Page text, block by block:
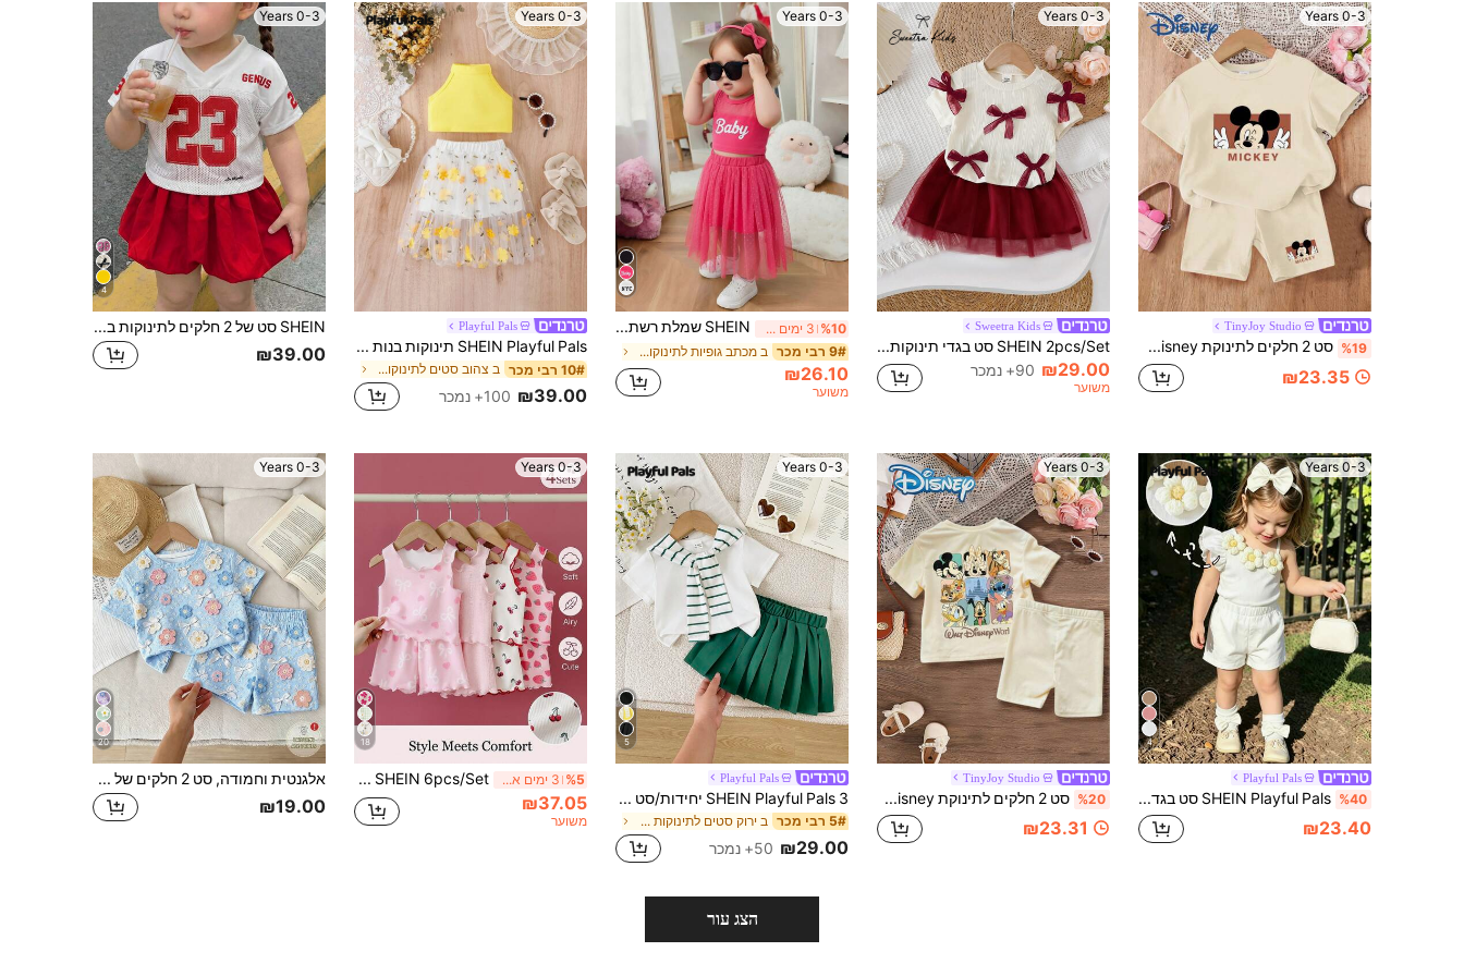
0-3 Years
TinyJoy Studio
%19 סט 2 חלקים לתינוקת Disney קיץ חמוד, טי-שירט עם הדפס פוטו ומכנסיים קצרים, תלבושת יומיומית רב-שימושית לילדים עם הדפס אותיות של מיקי מאוס
₪23.35
0-3 Years
Sweetra Kids
SHEIN 2pcs/Set סט בגדי תינוקות לבנות במישמש, חולצה סרוגה עם שרוול קצר ופפיוני בורדו מרובים, חצאית רשת תואמת, תסריף קיץ חמוד ליום הולדת שני, סט קז'ואל מתוק
₪29.00 90+ נמכר
משוער
0-3 Years
%10 3 ימים אחרונים SHEIN שמלת רשת ללא שרוולים עם הדפס אותיות בסגנון קוריאני לתינוקת, שמלת נסיכה רב-שכבתית מטול בנקודות אדום אבטיח, חצאית טול בסגנון גופייה אופנתית לבנות
9# רבי מכר ב מכתב גופיות לתינוקות בנות
₪26.10
משוער
0-3 Years
Playful Pals
SHEIN Playful Pals תינוקות בנות טופ קולר & רקמת פרחים רשת על הכל חצאיות
10# רבי מכר ב צהוב סטים לתינוקות בנות
₪39.00 100+ נמכר
0-3 Years
4
SHEIN סט של 2 חלקים לתינוקות בנות, חמודה וקז'ואל - אופנת רחוב
₪39.00
0-3 Years
4
Playful Pals
%40 SHEIN Playful Pals סט בגדים לבן לתינוקות בנות 2 חלקים, טופ קמי ללא שרוול עם רצועות ספגטי, עיטור פרחי דייזי תלת-ממדיים בעבודת יד, כתפיים מכרכLות ומתנופפות לחופשה
₪23.40
0-3 Years
TinyJoy Studio
%20 סט 2 חלקים לתינוקת Disney קיץ, חולצה טישירט ומכנס קצר עם הדפס מיקי מאוס חמוד, דונלד דאק 9-Grid וגופי, הדפס אותיות, סריג, צווארון עגול, שרוול קצר, מכנסיים עם מותן אלסטית, ליומיום, קז'ואל, לילדים, לחוץ חוץ וחופשה
₪23.31
0-3 Years
5
Playful Pals
SHEIN Playful Pals 3 יחידות/סט חולצת טריקו קיץ קז'ואל לתינוקות בנות, צעיף פסים רב-תכליתי וחצאית קפלים תואמת, תלבושת אופנתית ונוחה בסגנון רחוב יומיומי קז'ואל, סט קיץ לתינוקות בנות, תלבושת לבנות סט חצאית לתינוקות סטים של חצאית לתינוקות תלבושת בית ספר לתינוקות ורוד בגדי תינוקות קיץ לבנות
5# רבי מכר ב ירוק סטים לתינוקות בנות
₪29.00 50+ נמכר
0-3 Years
18
%5 3 ימים אחרונים SHEIN 6pcs/Set תינוקת, פעוטה 0-3 שנים, יומיומי, בסיסי, חופשה, בד סרוג רך עם דוגמת גלים, טופ ללא שרוולים, חולצת גולש, סט מכנסיים קצרים, משמש, ירוק אביב, שחור, 3 צבעים
₪37.05
משוער
0-3 Years
20
אלגנטית וחמודה, סט 2 חלקים של חולצה טי עם צוואון עגול ומכנסיים קצרים עם דפוס פרחים וסרט תלת-ממדי, בגדי יומיום נוחים וקז'ואל לתינוקת, תואם הורה-ילד, מתאים לאביב/קיץ, עונת חתונות, חזרה לבית הספר, רגוע
₪19.00
הצג עור